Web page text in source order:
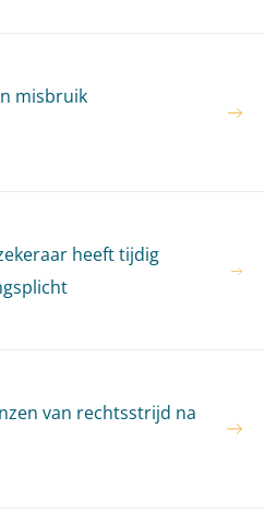
misbruik
heeft tijdig
van rechtsstrijd na